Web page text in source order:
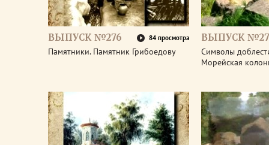
ВЫПУСК №276 84 просмотра
Памятники. Памятник Грибоедову
ВЫПУСК
Символы
Морейская